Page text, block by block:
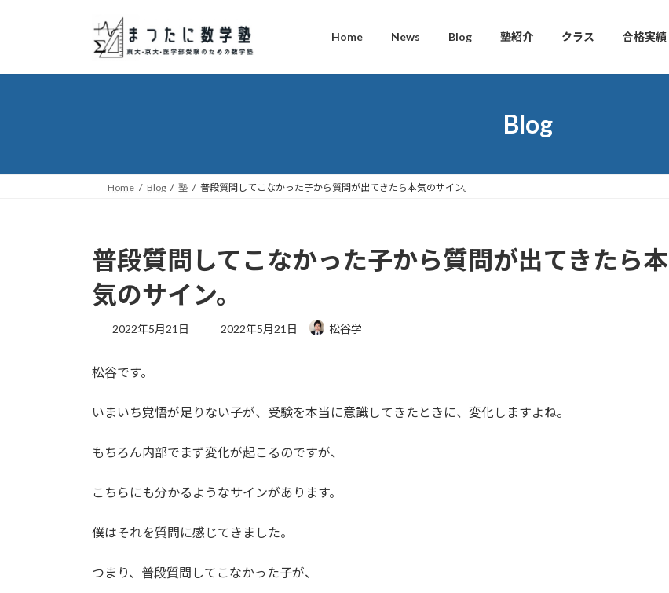
プ
動
Home News Blog 塾紹介 クラス 合格実績
Blog
Home Blog 塾 普段質問してこなかった子から質問が出てきたら本気のサイン。
普段質問してこなかった子から質問が出てきたら本
気のサイン。
2022年5月21日
最
:
2022年5月21日 松谷学
松谷です。
いまいち覚悟が足りない子が、受験を本当に意識してきたときに、変化しますよね。
もちろん内部でまず変化が起こるのですが、
こちらにも分かるようなサインがあります。
僕はそれを質問に感じてきました。
つまり、普段質問してこなかった子が、